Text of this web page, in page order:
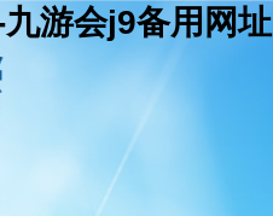
游会j9备用网址